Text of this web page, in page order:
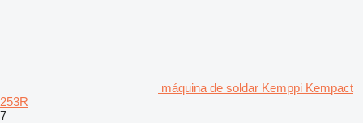
máquina de soldar Kemppi Kempact
253R
7